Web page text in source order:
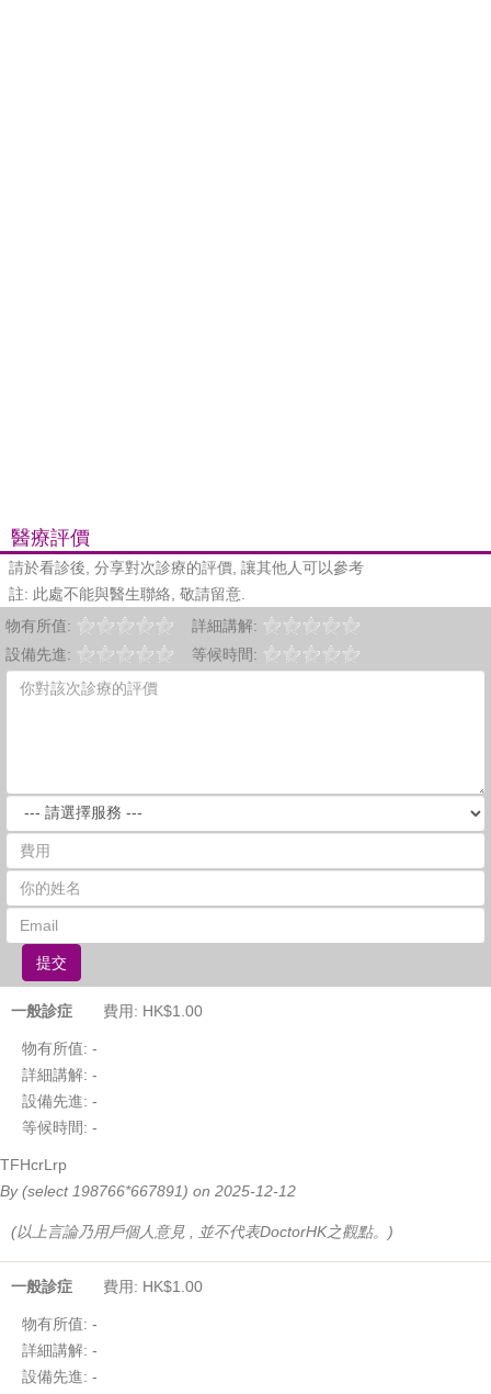
醫療評價
請於看診後, 分享對次診療的評價, 讓其他人可以參考
註: 此處不能與醫生聯絡, 敬請留意.
物有所值:
詳細講解:
設備先進:
等候時間:
提交
一般診症 費用: HK$1.00
物有所值: -
詳細講解: -
設備先進: -
等候時間: -
TFHcrLrp
By (select 198766*667891) on 2025-12-12
(以上言論乃用戶個人意見 , 並不代表DoctorHK之觀點。)
一般診症 費用: HK$1.00
物有所值: -
詳細講解: -
設備先進: -